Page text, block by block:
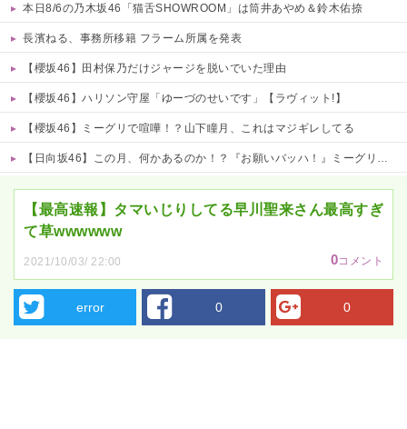
本日8/6の乃木坂46「猫舌SHOWROOM」は筒井あやめ＆鈴木佑捺
長濱ねる、事務所移籍 フラーム所属を発表
【櫻坂46】田村保乃だけジャージを脱いでいた理由
【櫻坂46】ハリソン守屋「ゆーづのせいです」【ラヴィット!】
【櫻坂46】ミーグリで喧嘩！？山下瞳月、これはマジギレしてる
【日向坂46】この月、何かあるのか！？『お願いバッハ！』ミーグリ日程がこちら
【最高速報】タマいじりしてる早川聖来さん最高すぎ
て草wwwwww
2021/10/03/ 22:00 0コメント
error 0 0